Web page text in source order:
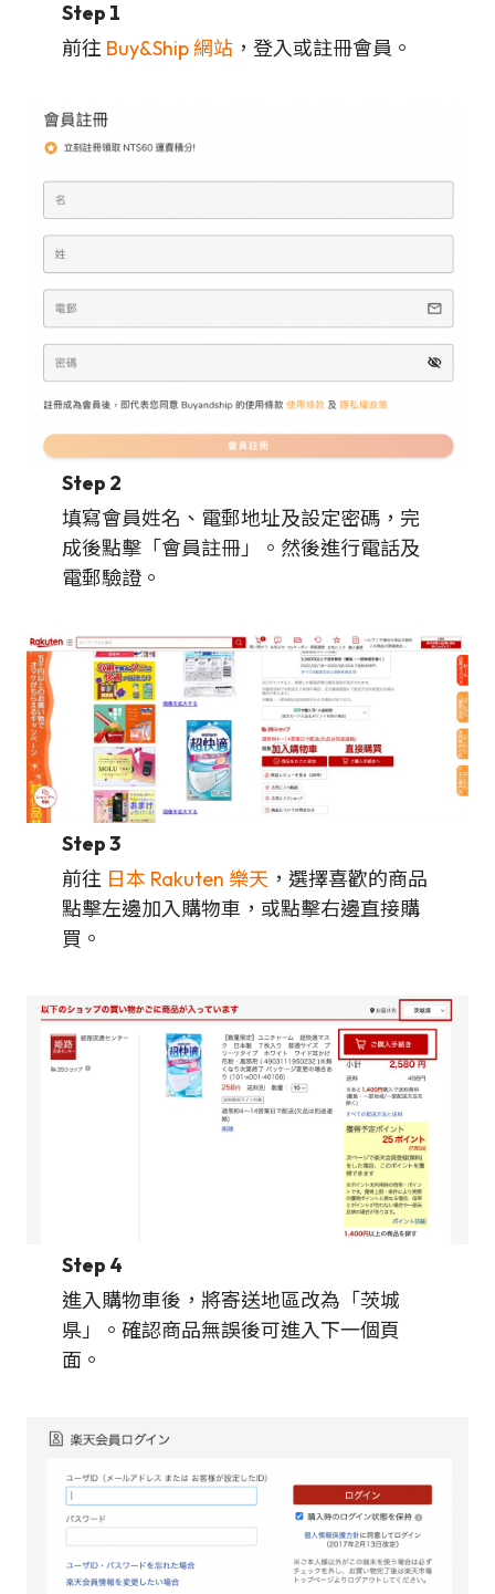
Step 1
前往 Buy&Ship 網站 ，登入或註冊會員。
Step 2
填寫會員姓名、電郵地址及設定密碼，完
成後點擊「會員註冊」。然後進行電話及
電郵驗證。
Step 3
前往 日本 Rakuten 樂天 ，選擇喜歡的商品
點擊左邊加入購物車，或點擊右邊直接購
買。
Step 4
進入購物車後，將寄送地區改為「茨城
県」。確認商品無誤後可進入下一個頁
面。